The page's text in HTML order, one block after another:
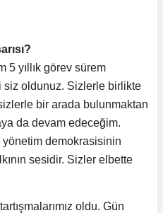
5 yıllık görev sürem
siz oldunuz. Sizlerle birlikte
bir arada bulunmaktan
da devam edeceğim.
yönetim demokrasisinin
sesidir. Sizler elbette
oldu. Gün